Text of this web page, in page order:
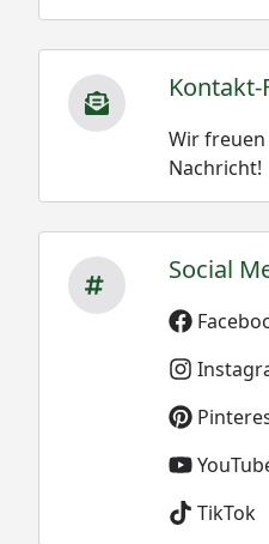
Wir
Nachricht!
Social
TikTok